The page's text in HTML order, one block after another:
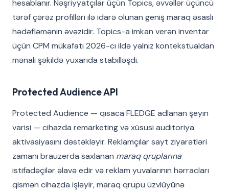
hesablanır. Nəşriyyatçılar üçün Topics, əvvəllər üçüncü
tərəf çərəz profilləri ilə idarə olunan geniş maraq əsaslı
hədəfləmənin əvəzidir. Topics-a imkan verən inventar
üçün CPM mükafatı 2026-cı ildə yalnız kontekstualdan
mənalı şəkildə yuxarıda stabilləşdi.
Protected Audience API
Protected Audience — qısaca FLEDGE adlanan şeyin
varisi — cihazda remarketing və xüsusi auditoriya
aktivasiyasını dəstəkləyir. Reklamçılar sayt ziyarətləri
zamanı brauzerda saxlanan maraq qruplarına
istifadəçilər əlavə edir və reklam yuvalarının hərracları
qismən cihazda işləyir, maraq qrupu üzvlüyünə